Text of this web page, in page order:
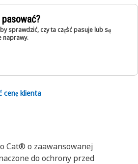
sprawdzić, czy ta część pasuje lub są
naprawy.
cenę klienta
Cat® o zaawansowanej
do ochrony przed